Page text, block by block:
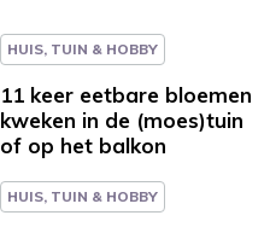
HUIS, TUIN & HOBBY
11 keer eetbare bloemen
kweken in de (moes)tuin
of op het balkon
HUIS, TUIN & HOBBY